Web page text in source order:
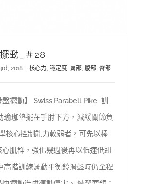
動_＃28
2018 核心力, 穩定度, 肩部, 腹部, 臀部
盤擺動】 Swiss Parabell Pike 訓
瑜珈墊擺在手肘下方，減緩關節負
核心控制能力較弱者，可先以棒
肌群，強化幾週後再以低速低組
高階訓練滑動平衡鈴滑盤時仍全程